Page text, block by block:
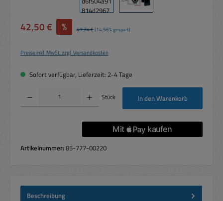
Verkaufspreis:
42,50 € % Regulärer Preis:
49,74 €(14.56% gespart)
Preise inkl. MwSt. zzgl. Versandkosten
Sofort verfügbar, Lieferzeit: 2-4 Tage
Produkt Anzahl: Gib den gewünschten Wert ein oder benutze die Schaltflächen um
Stück In den Warenkorb
Artikelnummer:85-777-00220
Beschreibung